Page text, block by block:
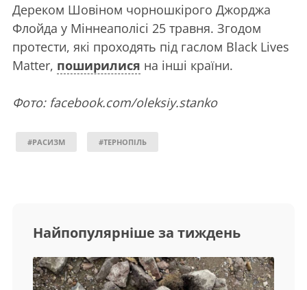
Дереком Шовіном чорношкірого Джорджа
Флойда у Міннеаполісі 25 травня. Згодом
протести, які проходять під гаслом Black Lives
Matter, поширилися на інші країни.
Фото: facebook.com/oleksiy.stanko
#РАСИЗМ #ТЕРНОПІЛЬ
Найпопулярніше за тиждень